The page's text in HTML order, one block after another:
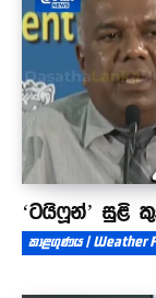
‘ටයිෆූන්’ සුළි
කාළගුණය | Weather